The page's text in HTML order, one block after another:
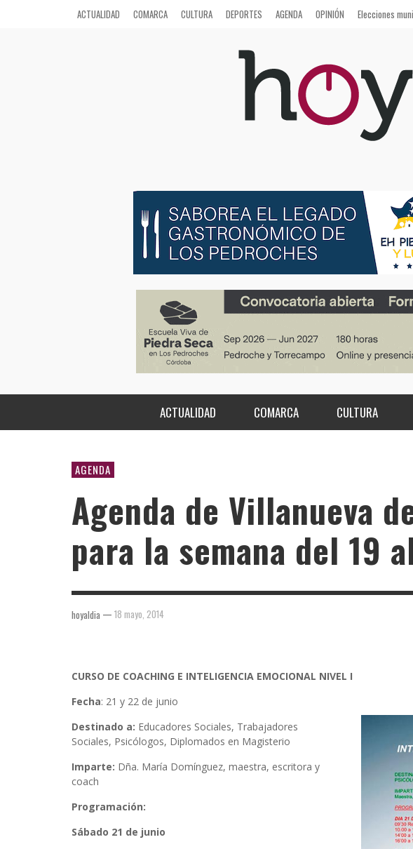
ACTUALIDAD COMARCA CULTURA DEPORTES AGENDA OPINIÓN Elecciones
ACTUALIDAD COMARCA CULTURA
AGENDA
Agenda de Villanueva
para la semana del 19
hoyaldia — 18 mayo, 2014
CURSO DE COACHING E INTELIGENCIA EMOCIONAL NIVEL I
Fecha: 21 y 22 de junio
Destinado a: Educadores Sociales, Trabajadores
Sociales, Psicólogos, Diplomados en Magisterio
Imparte: Dña. María Domínguez, maestra, escritora y
coach
Programación:
Sábado 21 de junio